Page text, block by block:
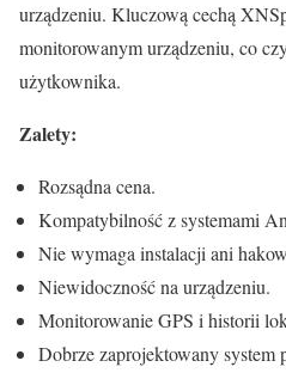
urządzeniu. Kluczową cechą
monitorowanym urządzeniu, co
użytkownika.
Zalety:
Rozsądna cena.
Kompatybilność z systemami
Nie wymaga instalacji ani
Niewidoczność na urządzeniu.
Monitorowanie GPS i historii
Dobrze zaprojektowany system